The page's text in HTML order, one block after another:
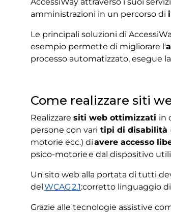
AccessiWay attraverso i suoi
amministrazioni in un percorso di
Le principali soluzioni di
esempio permette di migliorare l'
processo automatizzato, esegue
Come realizzare siti
Realizzare siti web ottimizzati in
persone con vari tipi di disabilità
motorie ecc.) diavere accesso
psico-motorie e dal dispositivo
Un sito web alla portata di tutti
del WCAG 2.1:corretto linguaggio
Grazie alle tecnologie assistive